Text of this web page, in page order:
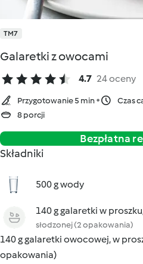
TM7
Galaretki z owocami
4.7 24 oceny
Przygotowanie 5 min
Czas
8 porcji
Bezpłatna
Składniki
500 g wody
140 g galaretki w
słodzonej (2 opakowania)
140 g galaretki owocowej, w
opakowania)